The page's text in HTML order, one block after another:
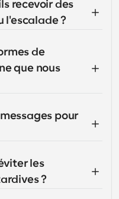
recevoir des
l'escalade ?
de
que nous
pour
les
?